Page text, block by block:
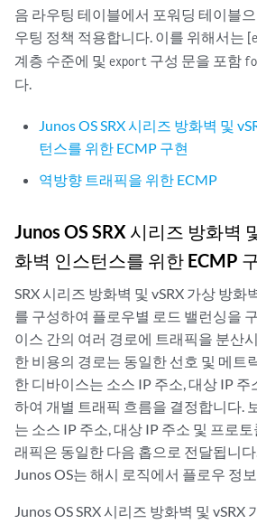
음 라우팅 테이블에서 포워딩 테이블
우팅 정책 적용합니다. 이를 위해서는 [
계층 수준에 및 export 구성 문을 포함
다.
Junos OS SRX 시리즈 방화벽 및
턴스를 위한 ECMP 구현
역방향 트래픽을 위한 ECMP
Junos OS SRX 시리즈 방화벽
화벽 인스턴스를 위한 ECMP
SRX 시리즈 방화벽 및 vSRX 가상 방화
를 구성하여 플로우별 로드 밸런싱을
이스 간의 여러 경로에 트래픽을 분산
한 비용의 경로는 동일한 선호 및 메트
한 디바이스는 소스 IP 주소, 대상 IP
하여 개별 트래픽 흐름을 결정합니다.
는 소스 IP 주소, 대상 IP 주소 및 프로
래픽은 동일한 다음 홉으로 전달됩니
Junos OS는 해시 로직에서 플로우 정
Junos OS SRX 시리즈 방화벽 및 vSRX